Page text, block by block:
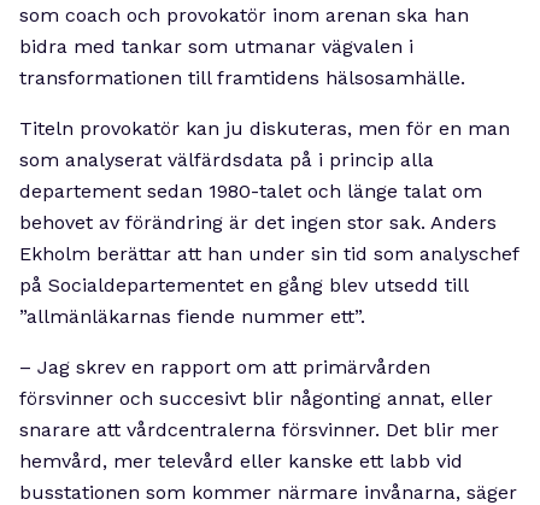
som coach och provokatör inom arenan ska han
bidra med tankar som utmanar vägvalen i
transformationen till framtidens hälsosamhälle.
Titeln provokatör kan ju diskuteras, men för en man
som analyserat välfärdsdata på i princip alla
departement sedan 1980-talet och länge talat om
behovet av förändring är det ingen stor sak. Anders
Ekholm berättar att han under sin tid som analyschef
på Socialdepartementet en gång blev utsedd till
”allmänläkarnas fiende nummer ett”.
– Jag skrev en rapport om att primärvården
försvinner och succesivt blir någonting annat, eller
snarare att vårdcentralerna försvinner. Det blir mer
hemvård, mer televård eller kanske ett labb vid
busstationen som kommer närmare invånarna, säger